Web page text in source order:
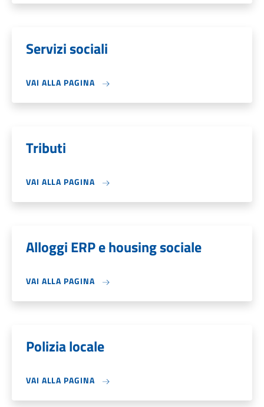
Servizi sociali
VAI ALLA PAGINA
Tributi
VAI ALLA PAGINA
Alloggi ERP e housing sociale
VAI ALLA PAGINA
Polizia locale
VAI ALLA PAGINA